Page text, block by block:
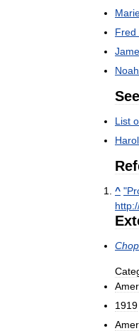
Fred
Noah
See
List
^ "
http:
Chop
1919